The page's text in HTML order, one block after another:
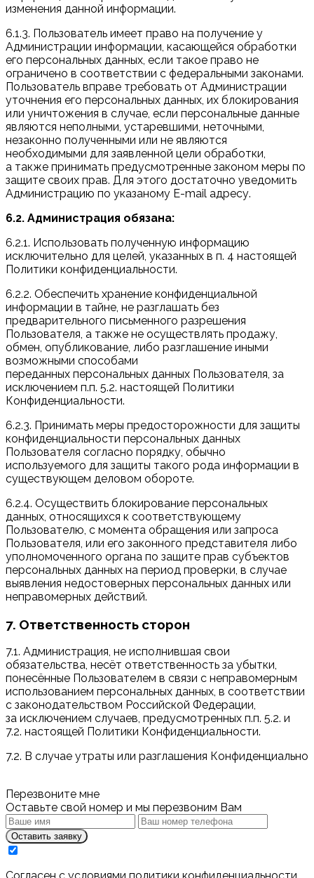
изменения данной информации.
6.1.3. Пользователь имеет право на получение у
Администрации информации, касающейся обработки
его персональных данных, если такое право не
ограничено в соответствии с федеральными законами.
Пользователь вправе требовать от Администрации
уточнения его персональных данных, их блокирования
или уничтожения в случае, если персональные данные
являются неполными, устаревшими, неточными,
незаконно полученными или не являются
необходимыми для заявленной цели обработки,
а также принимать предусмотренные законом меры по
защите своих прав. Для этого достаточно уведомить
Администрацию по указаному E-mail адресу.
6.2. Администрация обязана:
6.2.1. Использовать полученную информацию
исключительно для целей, указанных в п. 4 настоящей
Политики конфиденциальности.
6.2.2. Обеспечить хранение конфиденциальной
информации в тайне, не разглашать без
предварительного письменного разрешения
Пользователя, а также не осуществлять продажу,
обмен, опубликование, либо разглашение иными
возможными способами
переданных персональных данных Пользователя, за
исключением п.п. 5.2. настоящей Политики
Конфиденциальности.
6.2.3. Принимать меры предосторожности для защиты
конфиденциальности персональных данных
Пользователя согласно порядку, обычно
используемого для защиты такого рода информации в
существующем деловом обороте.
6.2.4. Осуществить блокирование персональных
данных, относящихся к соответствующему
Пользователю, с момента обращения или запроса
Пользователя, или его законного представителя либо
уполномоченного органа по защите прав субъектов
персональных данных на период проверки, в случае
выявления недостоверных персональных данных или
неправомерных действий.
7. Ответственность сторон
7.1. Администрация, не исполнившая свои
обязательства, несёт ответственность за убытки,
понесённые Пользователем в связи с неправомерным
использованием персональных данных, в соответствии
с законодательством Российской Федерации,
за исключением случаев, предусмотренных п.п. 5.2. и
7.2. настоящей Политики Конфиденциальности.
7.2. В случае утраты или разглашения Конфиденциально
Перезвоните мне
Оставьте свой номер и мы перезвоним Вам
Оставить заявку